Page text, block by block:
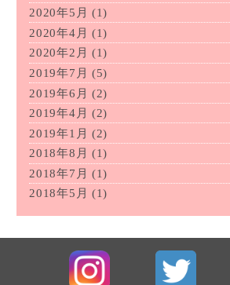
2020年5月 (1)
2020年4月 (1)
2020年2月 (1)
2019年7月 (5)
2019年6月 (2)
2019年4月 (2)
2019年1月 (2)
2018年8月 (1)
2018年7月 (1)
2018年5月 (1)